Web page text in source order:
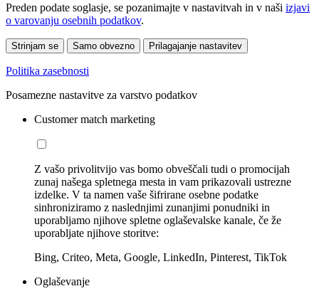
Preden podate soglasje, se pozanimajte v nastavitvah in v naši izjavi
o varovanju osebnih podatkov.
Strinjam se Samo obvezno Prilagajanje nastavitev
Politika zasebnosti
Posamezne nastavitve za varstvo podatkov
Customer match marketing
Z vašo privolitvijo vas bomo obveščali tudi o promocijah
zunaj našega spletnega mesta in vam prikazovali ustrezne
izdelke. V ta namen vaše šifrirane osebne podatke
sinhroniziramo z naslednjimi zunanjimi ponudniki in
uporabljamo njihove spletne oglaševalske kanale, če že
uporabljate njihove storitve:
Bing, Criteo, Meta, Google, LinkedIn, Pinterest, TikTok
Oglaševanje